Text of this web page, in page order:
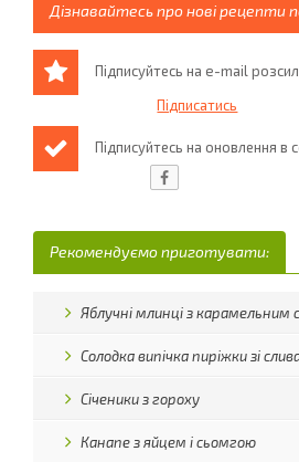
Дізнавайтесь про нові рецепти
Підписуйтесь на e-mail
Підписуйтесь на оновлення в
Рекомендуємо приготувати:
Яблучні млинці з карамельним
Солодка випічка пиріжки зі
Січеники з гороху
Канапе з яйцем і сьомгою